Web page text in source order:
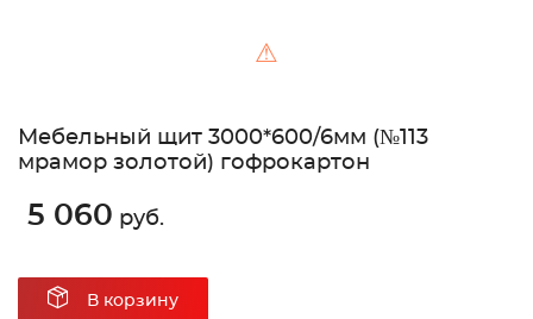
⚠
Мебельный щит 3000*600/6мм (№113
мрамор золотой) гофрокартон
5 060 руб.
В корзину